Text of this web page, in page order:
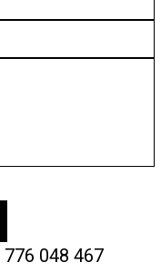
776 048 467